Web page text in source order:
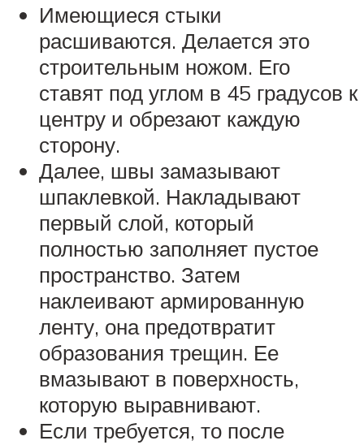
Имеющиеся стыки
расшиваются. Делается это
строительным ножом. Его
ставят под углом в 45 градусов к
центру и обрезают каждую
сторону.
Далее, швы замазывают
шпаклевкой. Накладывают
первый слой, который
полностью заполняет пустое
пространство. Затем
наклеивают армированную
ленту, она предотвратит
образования трещин. Ее
вмазывают в поверхность,
которую выравнивают.
Если требуется, то после